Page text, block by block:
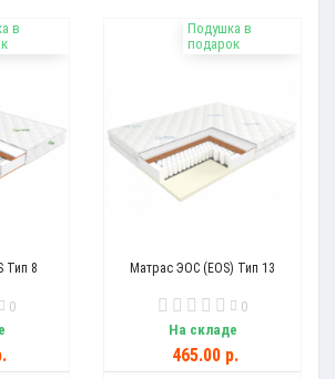
в
Тип 8
0
Подушка в
подарок
Матрас ЭОС (EOS) Тип 13
0
На складе
465.00 р.